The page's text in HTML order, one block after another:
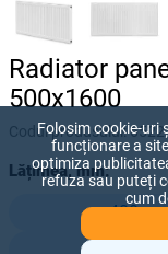
Radiator
500x1600
Codul produsului:6522
Lățimea, mm:
400
Folosim cookie-uri
funcționare a
optimiza
refuza sau puteți
cum